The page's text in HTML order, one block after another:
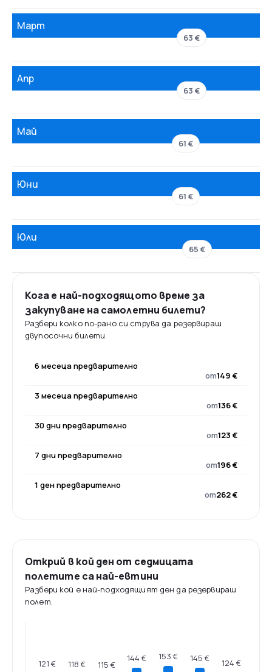
Март
63 €
Апр
63 €
Май
61 €
Юни
61 €
Юли
65 €
Кога е най-подходящото време за
закупуване на самолетни билети?
Разбери колко по-рано си струва да резервираш
двупосочни билети.
6 месеца предварително
от149 €
3 месеца предварително
от136 €
30 дни предварително
от123 €
7 дни предварително
от196 €
1 ден предварително
от262 €
Открий в кой ден от седмицата
полетите са най-евтини
Разбери кой е най-подходящият ден да резервираш
полет.
121 € 118 € 115 €
144 € 153 € 145 € 124 €